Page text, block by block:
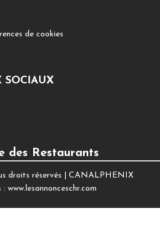
de cookies
SOCIAUX
des Restaurants
droits réservés | CANALPHENIX
: www.lesannonceschr.com